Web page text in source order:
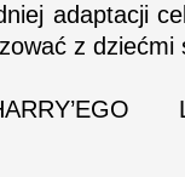
adaptacji
z dziećmi